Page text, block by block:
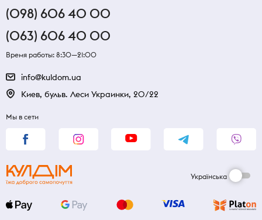
(098) 606 40 00
(063) 606 40 00
Время работы: 8:30—21:00
info@kuldom.ua
Киев, бульв. Леси Украинки, 20/22
Мы в сети
Українська